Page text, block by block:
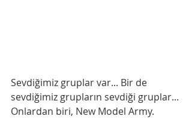
Sevdiğimiz gruplar var... Bir de
sevdiğimiz grupların sevdiği gruplar...
Onlardan biri, New Model Army.